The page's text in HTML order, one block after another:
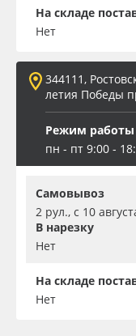
На складе
Нет
344111,
летия Победы
Режим работы
пн - пт 9:00 -
Самовывоз
2 рул., с 10
В нарезку
Нет
На складе
Нет